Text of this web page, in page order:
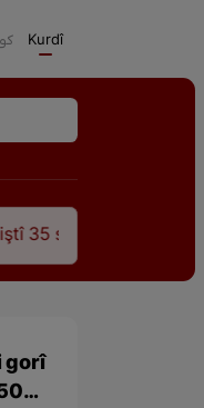
Kurdî
wî hê jî rêbaza
gorî